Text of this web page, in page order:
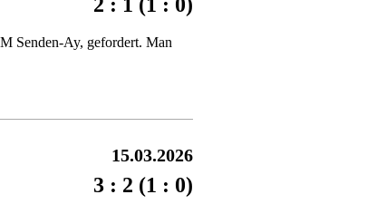
Senden-Ay, gefordert. Man
15.03.2026
3 : 2 (1 : 0)